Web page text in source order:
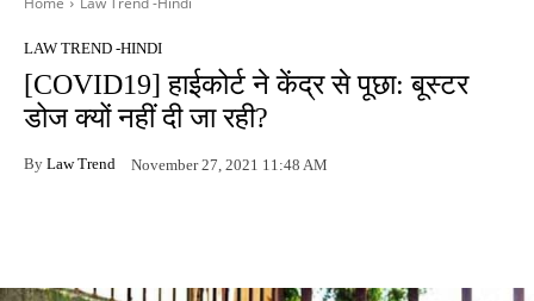
LAW TREND -HINDI
[COVID19] हाईकोर्ट ने केंद्र से पूछा: बूस्टर
डोज क्यों नहीं दी जा रही?
By Law Trend November 27, 2021 11:48 AM